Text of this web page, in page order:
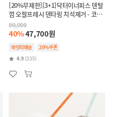
[20%무제한][3+1]닥터이너피스 덴탈
껌 오랄프레시 덴타링 치석제거 - 코코
넛(릴랙스,스트레스완화)
80,000
40%47,700원
바잇미배송
20%쿠폰
4.9 (335)